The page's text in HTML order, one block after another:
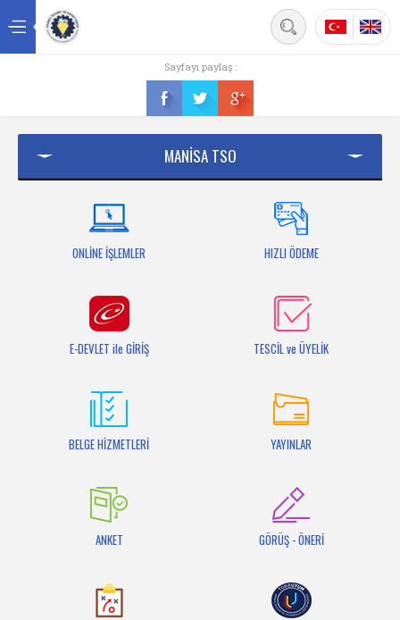
Üyelik
Bilgi Bankası
Sayfayı paylaş :
MANİSA TSO
ONLİNE İŞLEMLER HIZLI ÖDEME
E-DEVLET ile GİRİŞ TESCİL ve ÜYELİK
BELGE HİZMETLERİ YAYINLAR
ANKET GÖRÜŞ - ÖNERİ